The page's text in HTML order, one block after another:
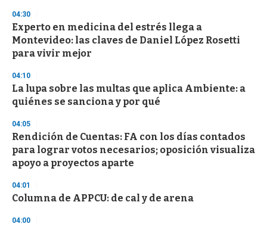
04:30
Experto en medicina del estrés llega a
Montevideo: las claves de Daniel López Rosetti
para vivir mejor
04:10
La lupa sobre las multas que aplica Ambiente: a
quiénes se sanciona y por qué
04:05
Rendición de Cuentas: FA con los días contados
para lograr votos necesarios; oposición visualiza
apoyo a proyectos aparte
04:01
Columna de APPCU: de cal y de arena
04:00